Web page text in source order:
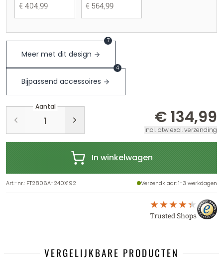
€ 404,99 € 564,99
Meer met dit design
7
Bijpassend accessoires
4
Aantal
€ 134,99
incl. btw excl. verzending
In winkelwagen
Art.-nr.: FT2806A-240X192 Verzendklaar: 1-3 werkdagen
Trusted Shops
VERGELIJKBARE PRODUCTEN